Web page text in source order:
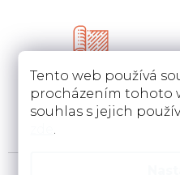
Tento web používá
procházením tohoto
souhlas s jejich
Pokládka
koberců a pvc
Pokládka a zamněření
podlahovin u Vás doma